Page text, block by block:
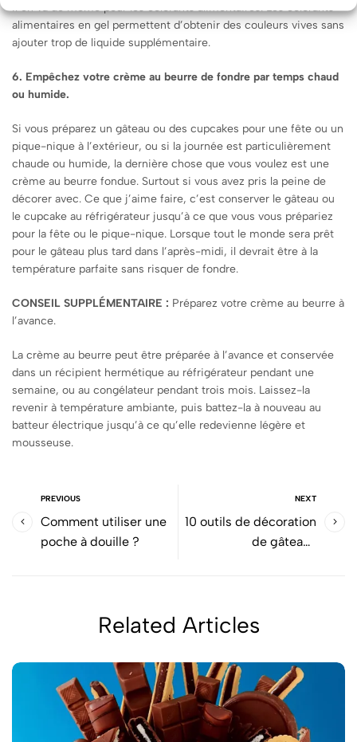
Il en va de même pour les colorants alimentaires. Les colorants
alimentaires en gel permettent d’obtenir des couleurs vives sans
ajouter trop de liquide supplémentaire.
6. Empêchez votre crème au beurre de fondre par temps chaud
ou humide.
Si vous préparez un gâteau ou des cupcakes pour une fête ou un
pique-nique à l’extérieur, ou si la journée est particulièrement
chaude ou humide, la dernière chose que vous voulez est une
crème au beurre fondue. Surtout si vous avez pris la peine de
décorer avec. Ce que j’aime faire, c’est conserver le gâteau ou
le cupcake au réfrigérateur jusqu’à ce que vous vous prépariez
pour la fête ou le pique-nique. Lorsque tout le monde sera prêt
pour le gâteau plus tard dans l’après-midi, il devrait être à la
température parfaite sans risquer de fondre.
CONSEIL SUPPLÉMENTAIRE : Préparez votre crème au beurre à
l’avance.
La crème au beurre peut être préparée à l’avance et conservée
dans un récipient hermétique au réfrigérateur pendant une
semaine, ou au congélateur pendant trois mois. Laissez-la
revenir à température ambiante, puis battez-la à nouveau au
batteur électrique jusqu’à ce qu’elle redevienne légère et
mousseuse.
PREVIOUS
Comment utiliser une
poche à douille ?
NEXT
10 outils de décoration
de gâteaux
Related Articles